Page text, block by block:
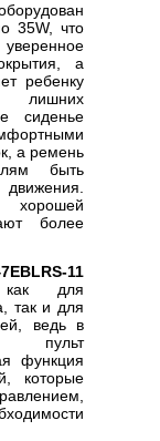
35W, что
а
ребенку
лишних
сиденье
а ремень
быть
более
11
для
так и для
ведь в
пульт
функция
которые